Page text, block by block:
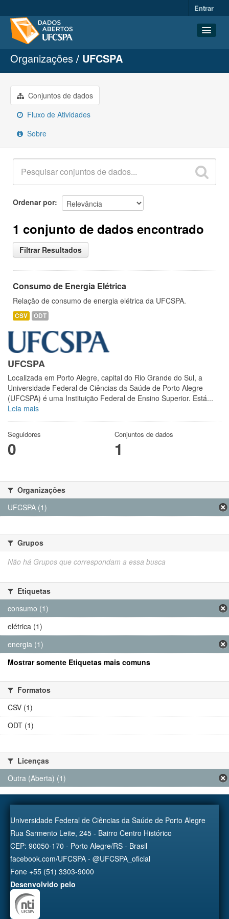
Entrar
Conjuntos de dados
Organizações
Grupos
Sobre
Organizações UFCSPA
Conjuntos de dados
Fluxo de Atividades
Sobre
Ordenar por
1 conjunto de dados encontrado
Filtrar Resultados
Consumo de Energia Elétrica
Relação de consumo de energia elétrica da UFCSPA.
CSV ODT
UFCSPA
Localizada em Porto Alegre, capital do Rio Grande do Sul, a
Universidade Federal de Ciências da Saúde de Porto Alegre
(UFCSPA) é uma Instituição Federal de Ensino Superior. Está...
Leia mais
Seguidores
0
Conjuntos de dados
1
Organizações
UFCSPA (1)
Grupos
Não há Grupos que correspondam a essa busca
Etiquetas
consumo (1)
elétrica (1)
energia (1)
Mostrar somente Etiquetas mais comuns
Formatos
CSV (1)
ODT (1)
Licenças
Outra (Aberta) (1)
Universidade Federal de Ciências da Saúde de Porto Alegre
Rua Sarmento Leite, 245 - Bairro Centro Histórico
CEP: 90050-170 - Porto Alegre/RS - Brasil
facebook.com/UFCSPA - @UFCSPA_oficial
Fone +55 (51) 3303-9000
Desenvolvido pelo